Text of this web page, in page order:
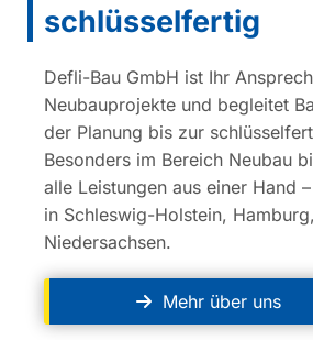
schlüsselfertig
Defli-Bau GmbH ist Ihr
Neubauprojekte und begleitet
der Planung bis zur
Besonders im Bereich Neubau
alle Leistungen aus einer Hand
in Schleswig-Holstein,
Niedersachsen.
Mehr über uns